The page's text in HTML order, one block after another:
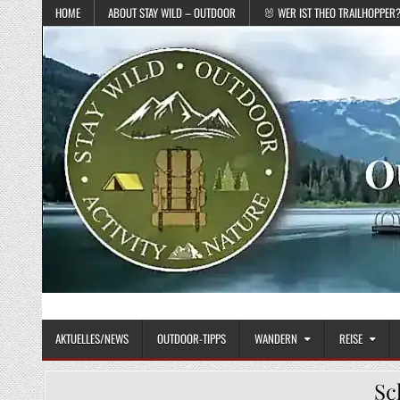
Skip to content
HOME ABOUT STAY WILD – OUTDOOR 🐰 WER IST THEO TRAILHOPPER?
STAY WILD – OUTDOOR
AKTUELLES/NEWS OUTDOOR-TIPPS WANDERN REISE